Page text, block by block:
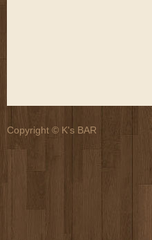
Copyright © K's BAR